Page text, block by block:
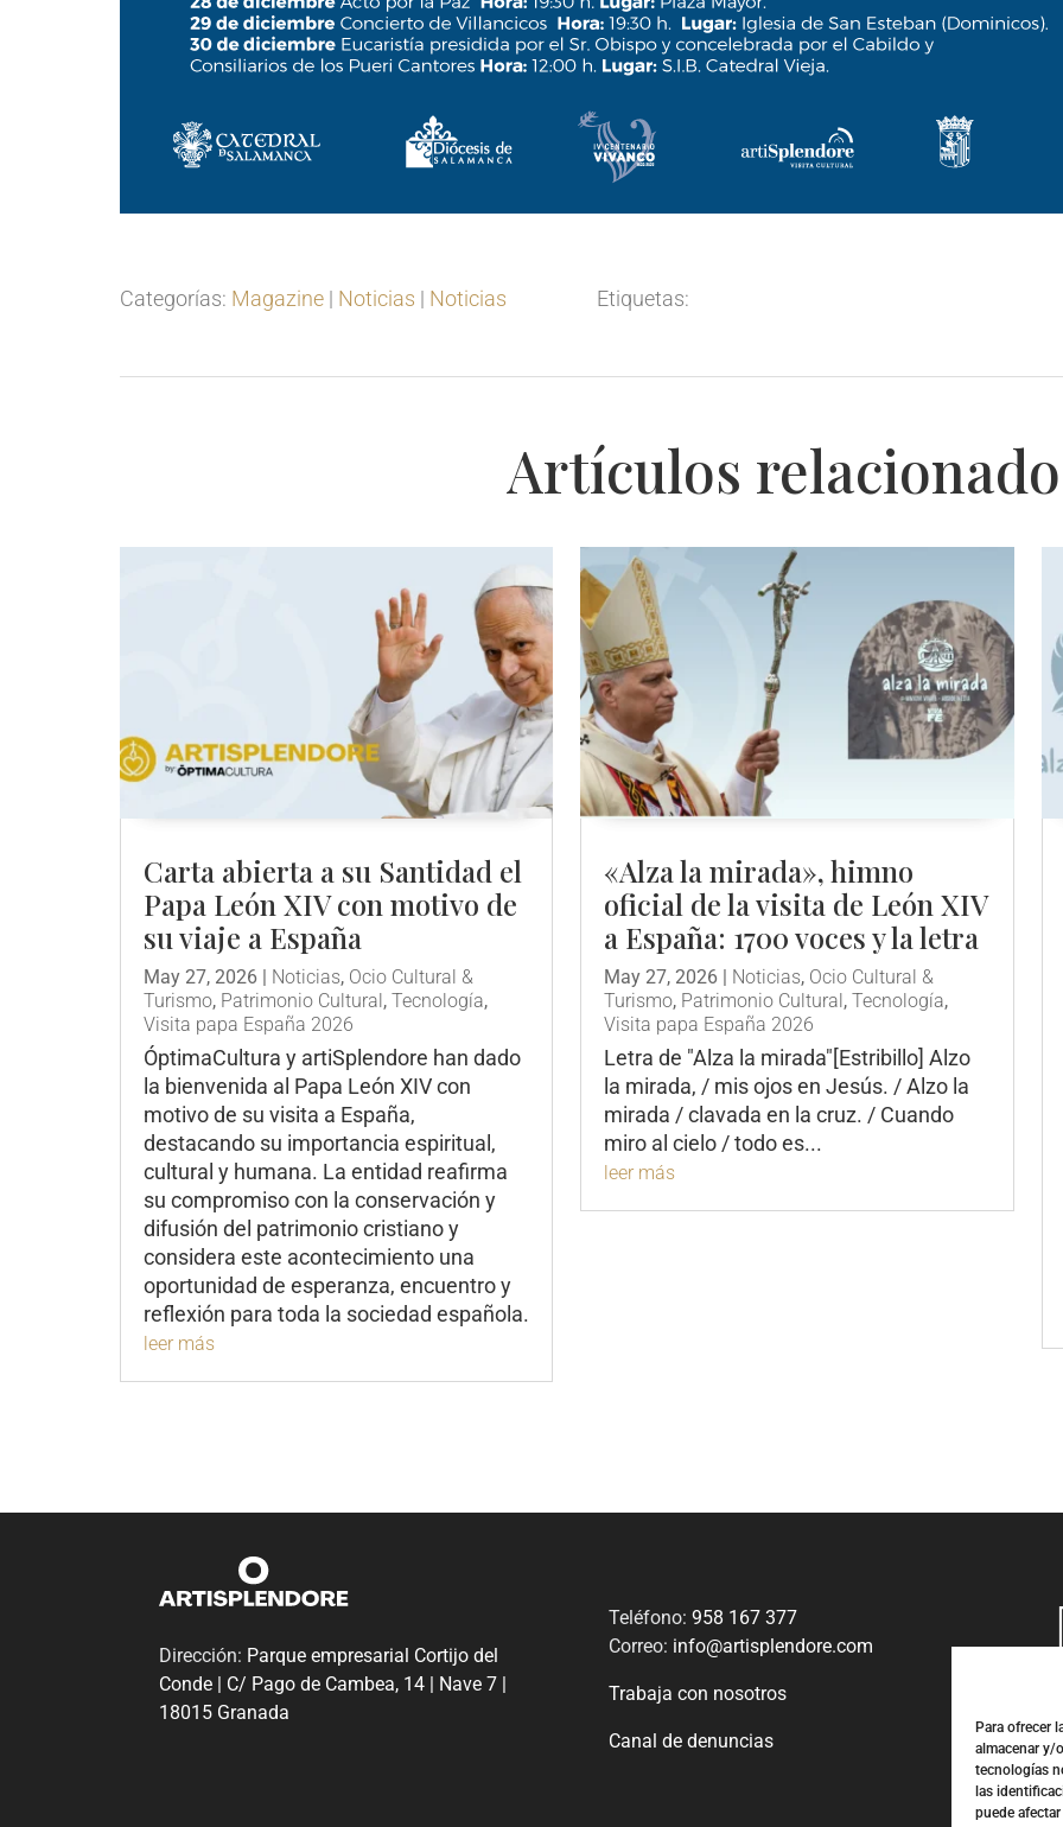
Para ofrecer
almacenar y/
tecnologías
las
puede
Categorías: Magazine| Noticias | Noticias Etiquetas:
Artículos
Carta abierta a su Santidad el
Papa León XIV con motivo de
su viaje a España
May 27, 2026| Noticias, Ocio Cultural &
Turismo, Patrimonio Cultural, Tecnología,
Visita papa España 2026
ÓptimaCultura y artiSplendore han dado
la bienvenida al Papa León XIV con
motivo de su visita a España,
destacando su importancia espiritual,
cultural y humana. La entidad reafirma
su compromiso con la conservación y
difusión del patrimonio cristiano y
considera este acontecimiento una
oportunidad de esperanza, encuentro y
reflexión para toda la sociedad española.
leer más
«Alza la mirada», himno
oficial de la visita de León XIV
a España: 1700 voces y la letra
May 27, 2026 | Noticias, Ocio Cultural &
Turismo, Patrimonio Cultural,Tecnología,
Visita papa España 2026
Letra de "Alza la mirada"[Estribillo] Alzo
la mirada, / mis ojos en Jesús. / Alzo la
mirada / clavada en la cruz. / Cuando
miro al cielo / todo es...
leer más
Dirección: Parque empresarial Cortijo del
Conde | C/ Pago de Cambea, 14 | Nave 7 |
18015 Granada
Teléfono: 958 167 377
Correo: info@artisplendore.com
Trabaja con nosotros
Canal de denuncias